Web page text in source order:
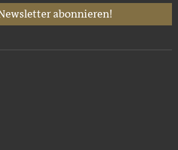
abonnieren!